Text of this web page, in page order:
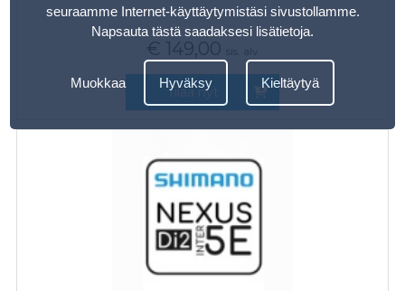
€ 149,00 sis. alv
Tilaa nyt
seuraamme Internet-käyttäytymistäsi sivustollamme.
Napsauta tästä saadaksesi lisätietoja.
Muokkaa Hyväksy Kieltäytyä